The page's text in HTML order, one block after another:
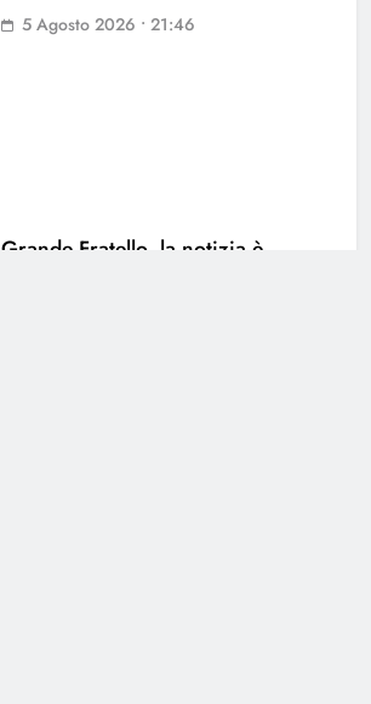
5 Agosto 2026 • 21:46
Grande Fratello, la notizia è